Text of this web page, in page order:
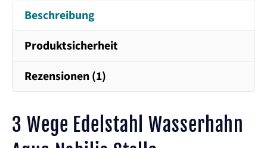
Beschreibung
Produktsicherheit
Rezensionen (1)
3 Wege Edelstahl Wasserhahn